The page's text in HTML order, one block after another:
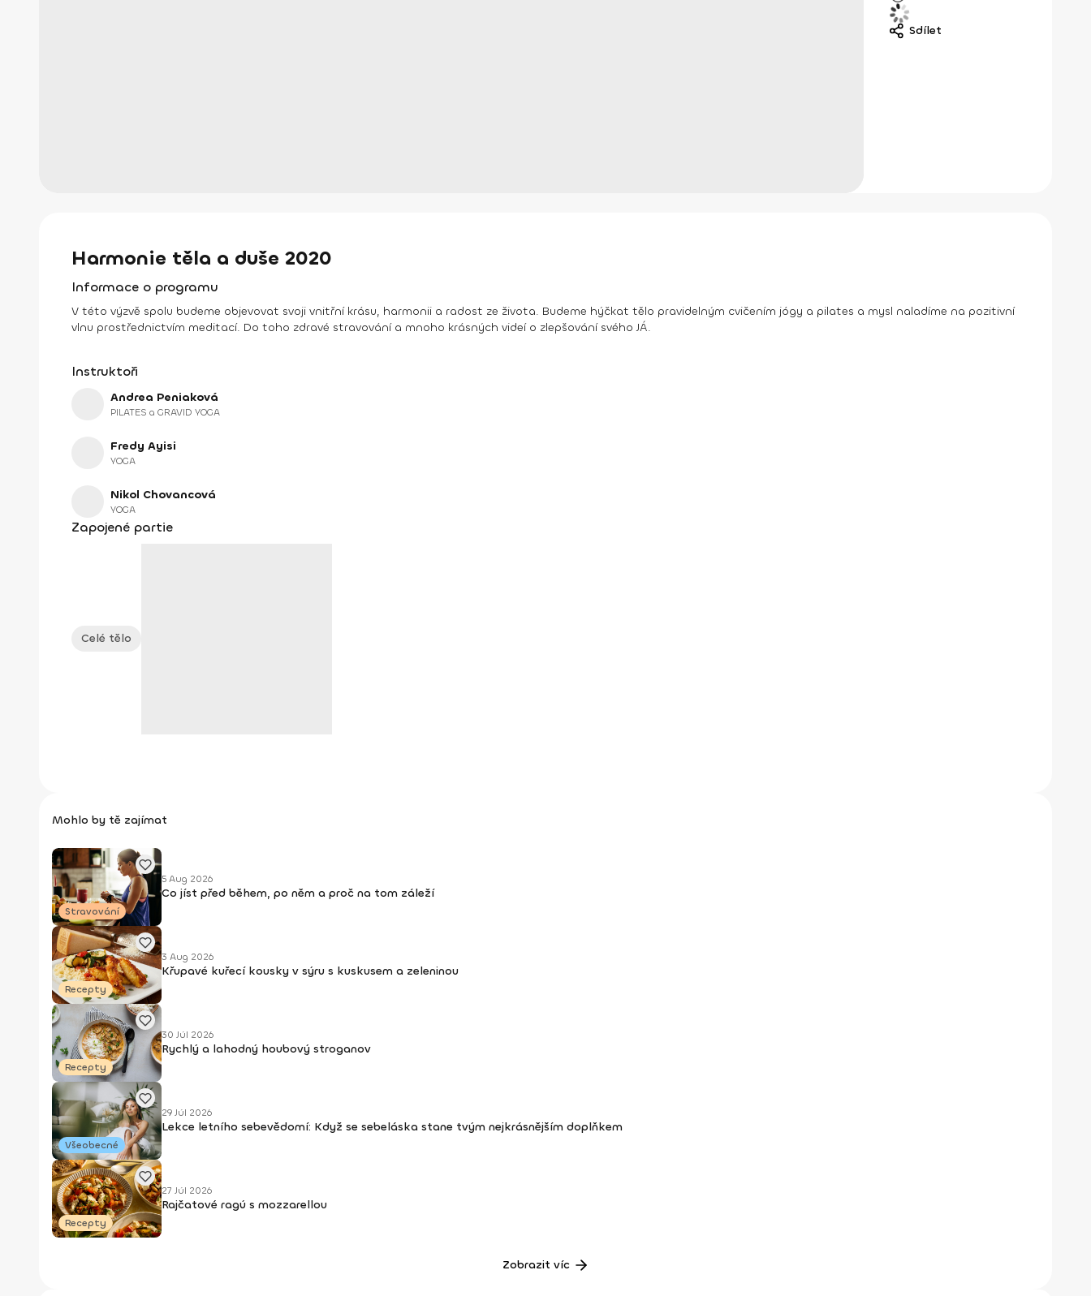
Sdílet
Harmonie těla a duše 2020
Informace o programu
V této výzvě spolu budeme objevovat svoji vnitřní krásu, harmonii a radost ze života. Budeme hýčkat tělo pravidelným cvičením jógy a pilates a mysl naladíme na pozitivní
vlnu prostřednictvím meditací. Do toho zdravé stravování a mnoho krásných videí o zlepšování svého JÁ.
Instruktoři
Andrea Peniaková
PILATES a GRAVID YOGA
Fredy Ayisi
YOGA
Nikol Chovancová
YOGA
Zapojené partie
Celé tělo
Mohlo by tě zajímat
Stravování
5 Aug 2026
Co jíst před během, po něm a proč na tom záleží
Recepty
3 Aug 2026
Křupavé kuřecí kousky v sýru s kuskusem a zeleninou
Recepty
30 Júl 2026
Rychlý a lahodný houbový stroganov
Všeobecné
29 Júl 2026
Lekce letního sebevědomí: Když se sebeláska stane tvým nejkrásnějším doplňkem
Recepty
27 Júl 2026
Rajčatové ragú s mozzarellou
Zobrazit víc